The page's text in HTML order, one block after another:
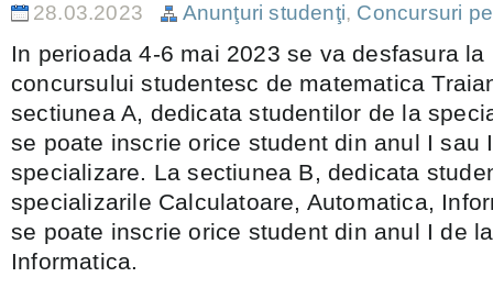
28.03.2023 Anunţuri studenţi, Concursuri
In perioada 4-6 mai 2023 se va desfasura
concursului studentesc de matematica
sectiunea A, dedicata studentilor de la
se poate inscrie orice student din anul I sau
specializare. La sectiunea B, dedicata
specializarile Calculatoare, Automatica,
se poate inscrie orice student din anul I de
Informatica.